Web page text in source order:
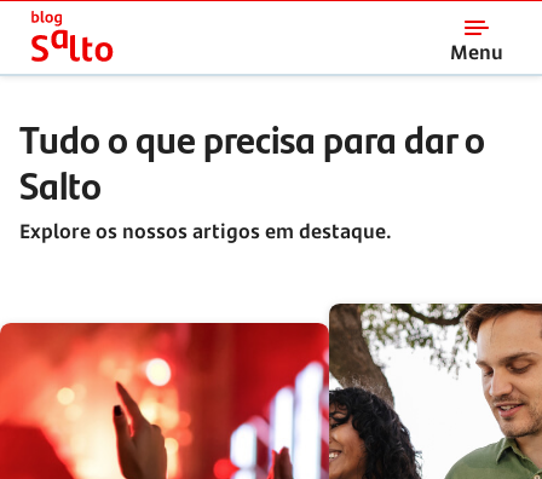
Menu
Início
Tudo o que precisa para dar o
Salto
Explore os nossos artigos em destaque.